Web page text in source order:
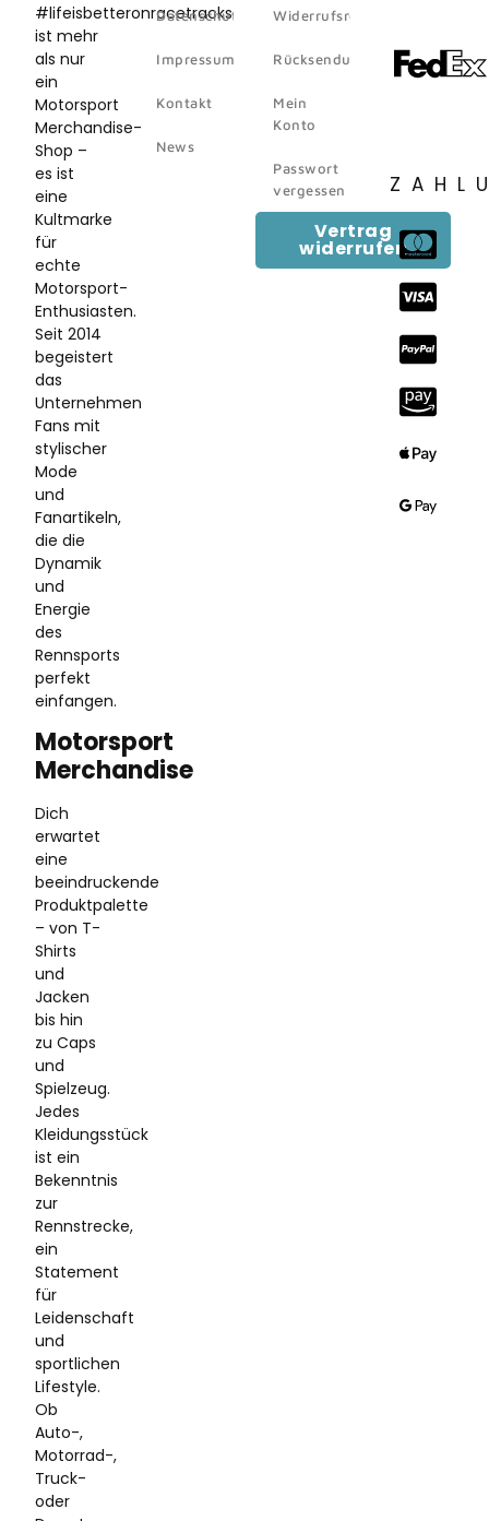
#lifeisbetteronracetracks
ist mehr
als nur
ein
Motorsport
Merchandise-
Shop –
es ist
eine
Kultmarke
für
echte
Motorsport-
Enthusiasten.
Seit 2014
begeistert
das
Unternehmen
Fans mit
stylischer
Mode
und
Fanartikeln,
die die
Dynamik
und
Energie
des
Rennsports
perfekt
einfangen.
Motorsport
Merchandise
Dich
erwartet
eine
beeindruckende
Produktpalette
– von T-
Shirts
und
Jacken
bis hin
zu Caps
und
Spielzeug.
Jedes
Kleidungsstück
ist ein
Bekenntnis
zur
Rennstrecke,
ein
Statement
für
Leidenschaft
und
sportlichen
Lifestyle.
Ob
Auto-,
Motorrad-,
Truck-
oder
Datenschutz
Impressum
Kontakt
News
Widerrufsrecht
Rücksendungen
Mein
Konto
Passwort
vergessen
Vertrag
widerrufen